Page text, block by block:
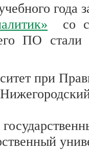
года
со
ПО
при